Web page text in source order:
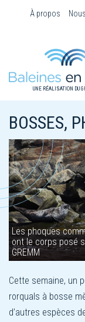
À propos
UNE RÉALISATION DU
BOSSES,
Les phoques
ont le corps posé
GREMM
Cette semaine, un
rorquals à bosse
d’autres espèces